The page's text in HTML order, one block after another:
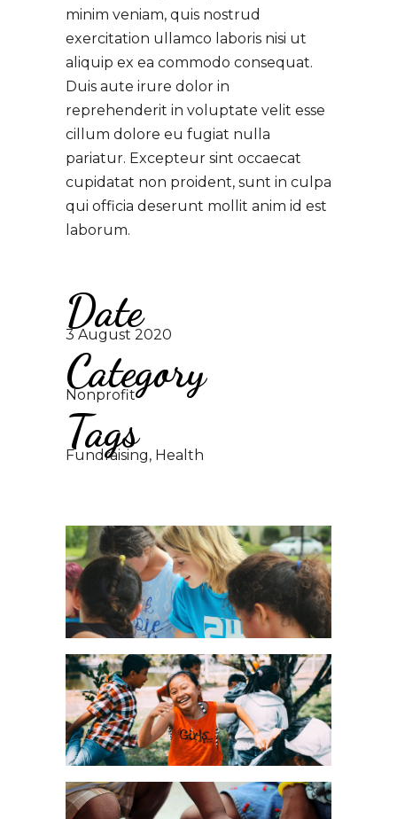
minim veniam, quis nostrud
exercitation ullamco laboris nisi ut
aliquip ex ea commodo consequat.
Duis aute irure dolor in
reprehenderit in voluptate velit esse
cillum dolore eu fugiat nulla
pariatur. Excepteur sint occaecat
cupidatat non proident, sunt in culpa
qui officia deserunt mollit anim id est
laborum.
Date
3 August 2020
Category
Nonprofit
Tags
Fundraising, Health